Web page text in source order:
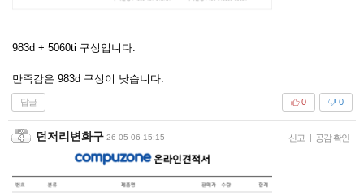
983d + 5060ti 구성입니다.
만족감은 983d 구성이 낫습니다.
답글 0
0
던저리변화구 26-05-06 15:15 신고 | 공감 확인